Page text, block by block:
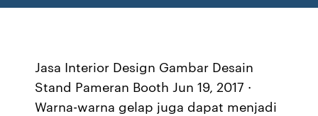
Jasa Interior Design Gambar Desain
Stand Pameran Booth Jun 19, 2017 ·
Warna-warna gelap juga dapat menjadi